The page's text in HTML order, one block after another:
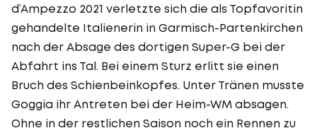
d’Ampezzo 2021 verletzte sich die als Topfavoritin
gehandelte Italienerin in Garmisch-Partenkirchen
nach der Absage des dortigen Super-G bei der
Abfahrt ins Tal. Bei einem Sturz erlitt sie einen
Bruch des Schienbeinkopfes. Unter Tränen musste
Goggia ihr Antreten bei der Heim-WM absagen.
Ohne in der restlichen Saison noch ein Rennen zu